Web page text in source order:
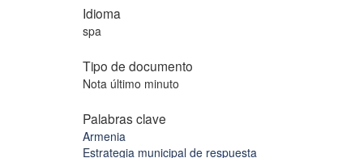
Idioma
spa
Tipo de documento
Nota último minuto
Palabras clave
Armenia
Estrategia municipal de respuesta